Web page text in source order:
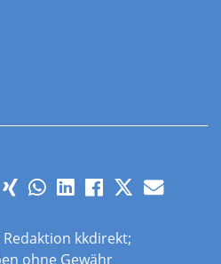
kkdirekt;
ohne Gewähr